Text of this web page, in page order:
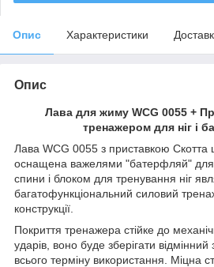
Опис Характеристики
Опис
Лава для жиму WCG 0055 +
тренажером для ніг і
Лава WCG 0055 з приставкою Скотта
оснащена важелями "батерфляй" для
спини і блоком для тренування ніг
багатофункціональний силовий
конструкції.
Покриття тренажера стійке до
ударів, воно буде зберігати відмінний
всього терміну використання. Міцна